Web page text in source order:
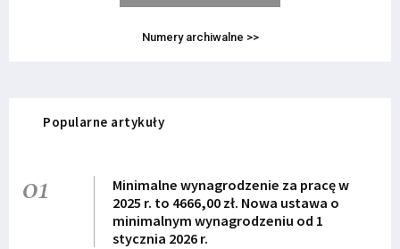
Numery archiwalne >>
Popularne artykuły
01
Minimalne wynagrodzenie za pracę w
2025 r. to 4666,00 zł. Nowa ustawa o
minimalnym wynagrodzeniu od 1
stycznia 2026 r.